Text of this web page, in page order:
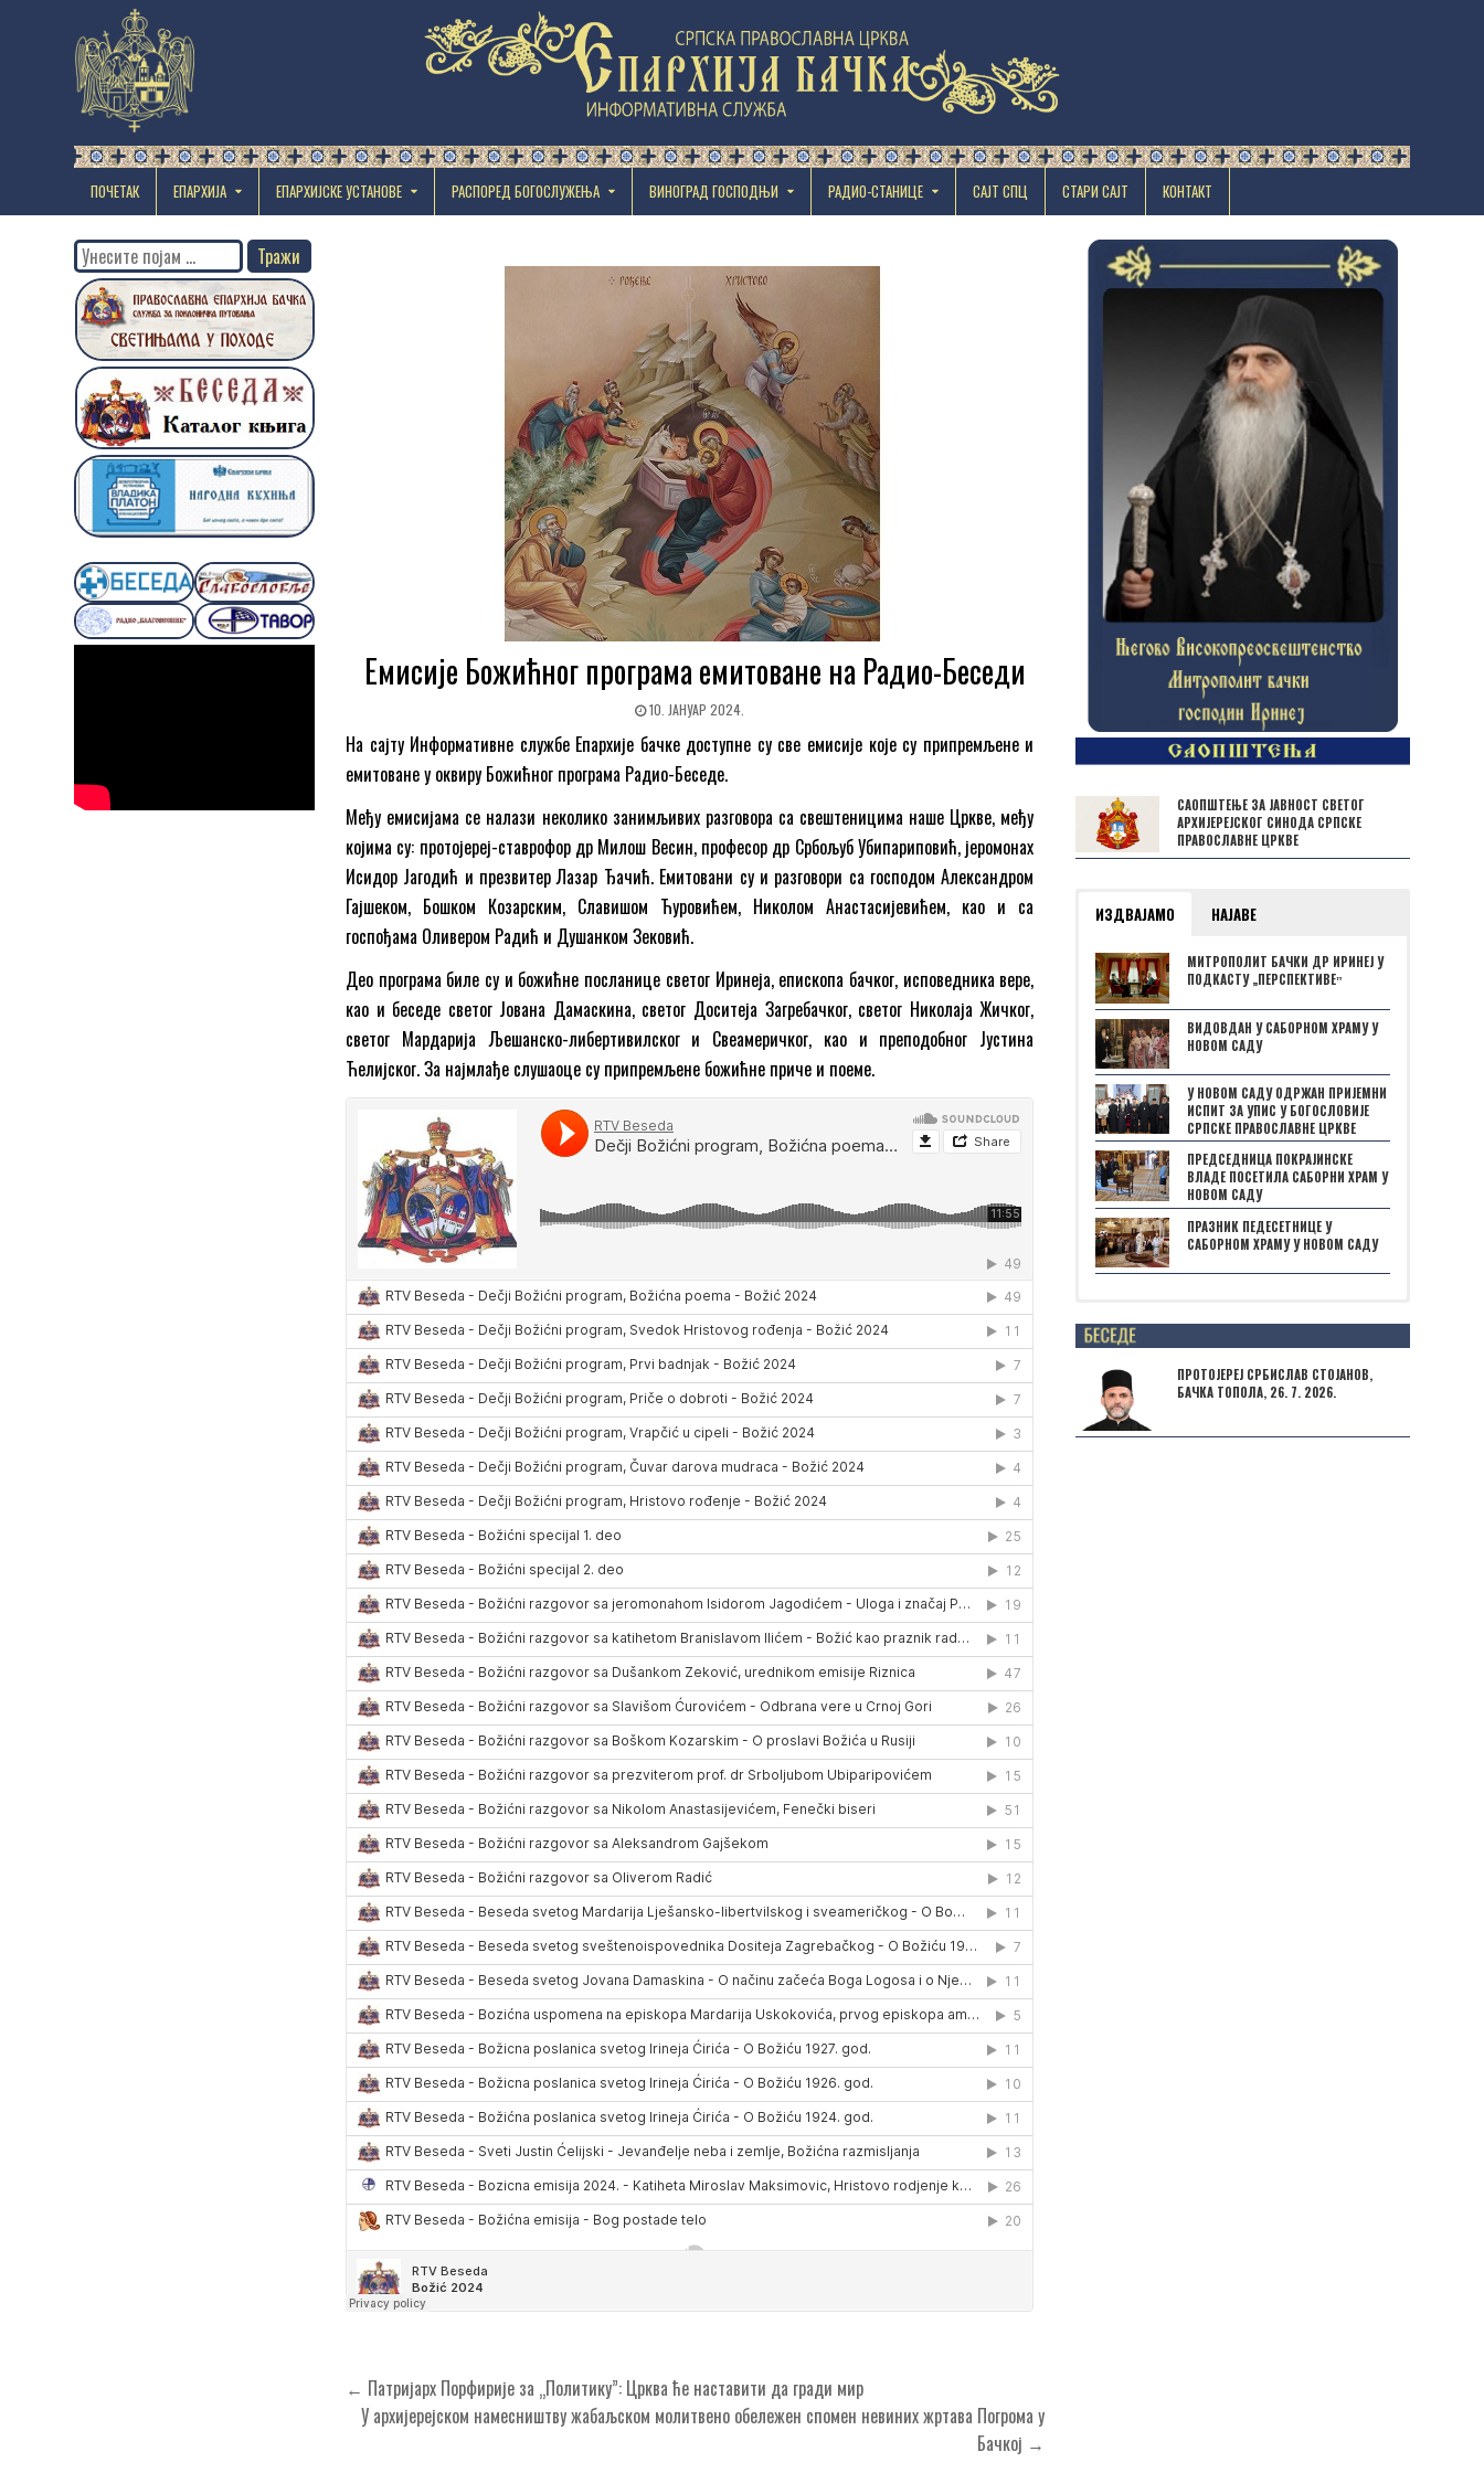
ПОЧЕТАК ЕПАРХИЈА EПАРХИЈСКЕ УСТАНОВЕ РАСПОРЕД БОГОСЛУЖЕЊА ВИНОГРАД ГОСПОДЊИ РАДИО-СТАНИЦЕ САЈТ СПЦ СТАРИ САЈТ КОНТАКТ
Емисије Божићног програма емитоване на Радио-Беседи
10. ЈАНУАР 2024.
На сајту Информативне службе Епархије бачке доступне су све емисије које су припремљене и
емитоване у оквиру Божићног програма Радио-Беседе.
Међу емисијама се налази неколико занимљивих разговора са свештеницима наше Цркве, међу
којима су: протојереј-ставрофор др Милош Весин, професор др Србољуб Убипариповић, јеромонах
Исидор Јагодић и презвитер Лазар Ђачић. Емитовани су и разговори са господом Александром
Гајшеком, Бошком Козарским, Славишом Ћуровићем, Николом Анастасијевићем, као и са
госпођама Оливером Радић и Душанком Зековић.
Део програма биле су и божићне посланице светог Иринеја, епископа бачког, исповедника вере,
као и беседе светог Јована Дамаскина, светог Доситеја Загребачког, светог Николаја Жичког,
светог Мардарија Љешанско-либертивилског и Свеамеричког, као и преподобног Јустина
Ћелијског. За најмлађе слушаоце су припремљене божићне приче и поеме.
Кретање
чланка
← Патријарх Порфирије за „Политику”: Црква ће наставити да гради мир
У архијерејском намесништву жабаљском молитвено обележен спомен невиних жртава Погрома у
Бачкој →
Search
for:
САОПШТЕЊЕ ЗА ЈАВНОСТ СВЕТОГ
АРХИЈЕРЕЈСКОГ СИНОДА СРПСКЕ
ПРАВОСЛАВНЕ ЦРКВЕ
ИЗДВАЈАМО НАЈАВЕ
МИТРОПОЛИТ БАЧКИ ДР ИРИНЕЈ У
ПОДКАСТУ „ПЕРСПЕКТИВЕˮ
ВИДОВДАН У САБОРНОМ ХРАМУ У
НОВОМ САДУ
У НОВОМ САДУ ОДРЖАН ПРИЈЕМНИ
ИСПИТ ЗА УПИС У БОГОСЛОВИЈЕ
СРПСКЕ ПРАВОСЛАВНЕ ЦРКВЕ
ПРЕДСЕДНИЦА ПОКРАЈИНСКЕ
ВЛАДЕ ПОСЕТИЛА САБОРНИ ХРАМ У
НОВОМ САДУ
ПРАЗНИК ПЕДЕСЕТНИЦЕ У
САБОРНОМ ХРАМУ У НОВОМ САДУ
Posts not found
ПРОТОЈЕРЕЈ СРБИСЛАВ СТОЈАНОВ,
БАЧКА ТОПОЛА, 26. 7. 2026.